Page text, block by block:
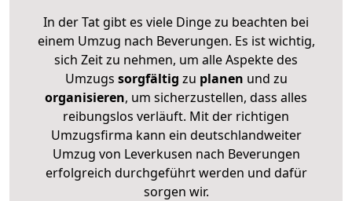
In der Tat gibt es viele Dinge zu beachten bei
einem Umzug nach Beverungen. Es ist wichtig,
sich Zeit zu nehmen, um alle Aspekte des
Umzugs sorgfältig zu planen und zu
organisieren, um sicherzustellen, dass alles
reibungslos verläuft. Mit der richtigen
Umzugsfirma kann ein deutschlandweiter
Umzug von Leverkusen nach Beverungen
erfolgreich durchgeführt werden und dafür
sorgen wir.